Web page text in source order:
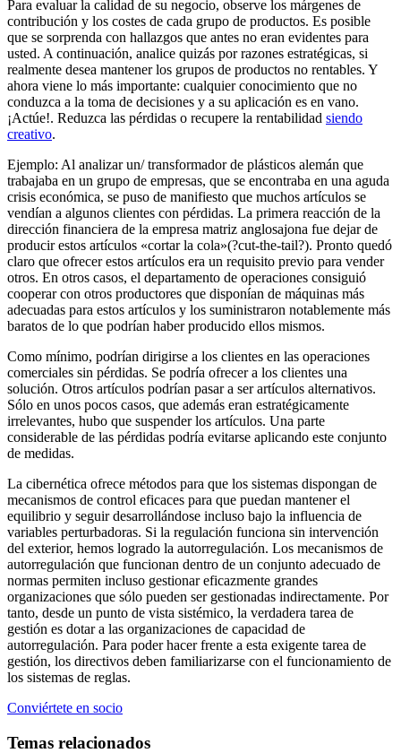
Para evaluar la calidad de su negocio, observe los márgenes de
contribución y los costes de cada grupo de productos. Es posible
que se sorprenda con hallazgos que antes no eran evidentes para
usted. A continuación, analice quizás por razones estratégicas, si
realmente desea mantener los grupos de productos no rentables. Y
ahora viene lo más importante: cualquier conocimiento que no
conduzca a la toma de decisiones y a su aplicación es en vano.
¡Actúe!. Reduzca las pérdidas o recupere la rentabilidad siendo
creativo.
Ejemplo: Al analizar un/ transformador de plásticos alemán que
trabajaba en un grupo de empresas, que se encontraba en una aguda
crisis económica, se puso de manifiesto que muchos artículos se
vendían a algunos clientes con pérdidas. La primera reacción de la
dirección financiera de la empresa matriz anglosajona fue dejar de
producir estos artículos «cortar la cola»(?cut-the-tail?). Pronto quedó
claro que ofrecer estos artículos era un requisito previo para vender
otros. En otros casos, el departamento de operaciones consiguió
cooperar con otros productores que disponían de máquinas más
adecuadas para estos artículos y los suministraron notablemente más
baratos de lo que podrían haber producido ellos mismos.
Como mínimo, podrían dirigirse a los clientes en las operaciones
comerciales sin pérdidas. Se podría ofrecer a los clientes una
solución. Otros artículos podrían pasar a ser artículos alternativos.
Sólo en unos pocos casos, que además eran estratégicamente
irrelevantes, hubo que suspender los artículos. Una parte
considerable de las pérdidas podría evitarse aplicando este conjunto
de medidas.
La cibernética ofrece métodos para que los sistemas dispongan de
mecanismos de control eficaces para que puedan mantener el
equilibrio y seguir desarrollándose incluso bajo la influencia de
variables perturbadoras. Si la regulación funciona sin intervención
del exterior, hemos logrado la autorregulación. Los mecanismos de
autorregulación que funcionan dentro de un conjunto adecuado de
normas permiten incluso gestionar eficazmente grandes
organizaciones que sólo pueden ser gestionadas indirectamente. Por
tanto, desde un punto de vista sistémico, la verdadera tarea de
gestión es dotar a las organizaciones de capacidad de
autorregulación. Para poder hacer frente a esta exigente tarea de
gestión, los directivos deben familiarizarse con el funcionamiento de
los sistemas de reglas.
Conviértete en socio
Temas relacionados